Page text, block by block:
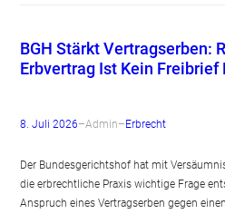
BGH Stärkt Vertragserben:
Erbvertrag Ist Kein Freibrief
8. Juli 2026–Admin–Erbrecht
Der Bundesgerichtshof hat mit
die erbrechtliche Praxis wichtige Frage
Anspruch eines Vertragserben gegen